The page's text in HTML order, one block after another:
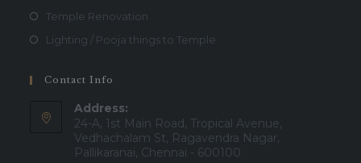
Temple Renovation
Lighting / Pooja things to Temple
Contact Info
Address:
24-A, 1st Main Road, Tropical Avenue,
Vedhachalam St, Ragavendra Nagar,
Pallikaranai, Chennai - 600100